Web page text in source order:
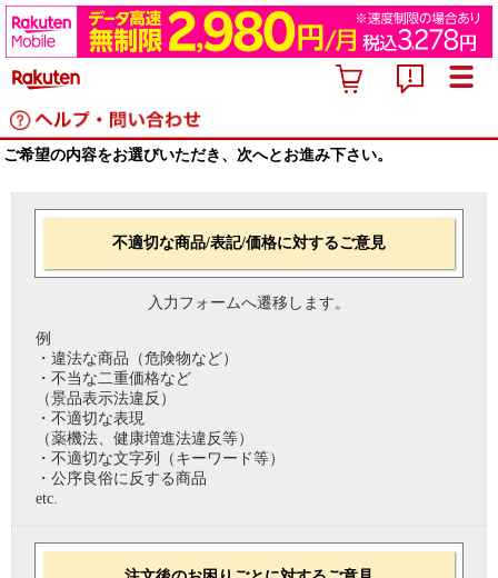
ご希望の内容をお選びいただき、次へとお進み下さい。
不適切な商品/表記/価格に対するご意見
入力フォームへ遷移します。
例
・違法な商品（危険物など）
・不当な二重価格など
（景品表示法違反）
・不適切な表現
（薬機法、健康増進法違反等）
・不適切な文字列（キーワード等）
・公序良俗に反する商品
etc.